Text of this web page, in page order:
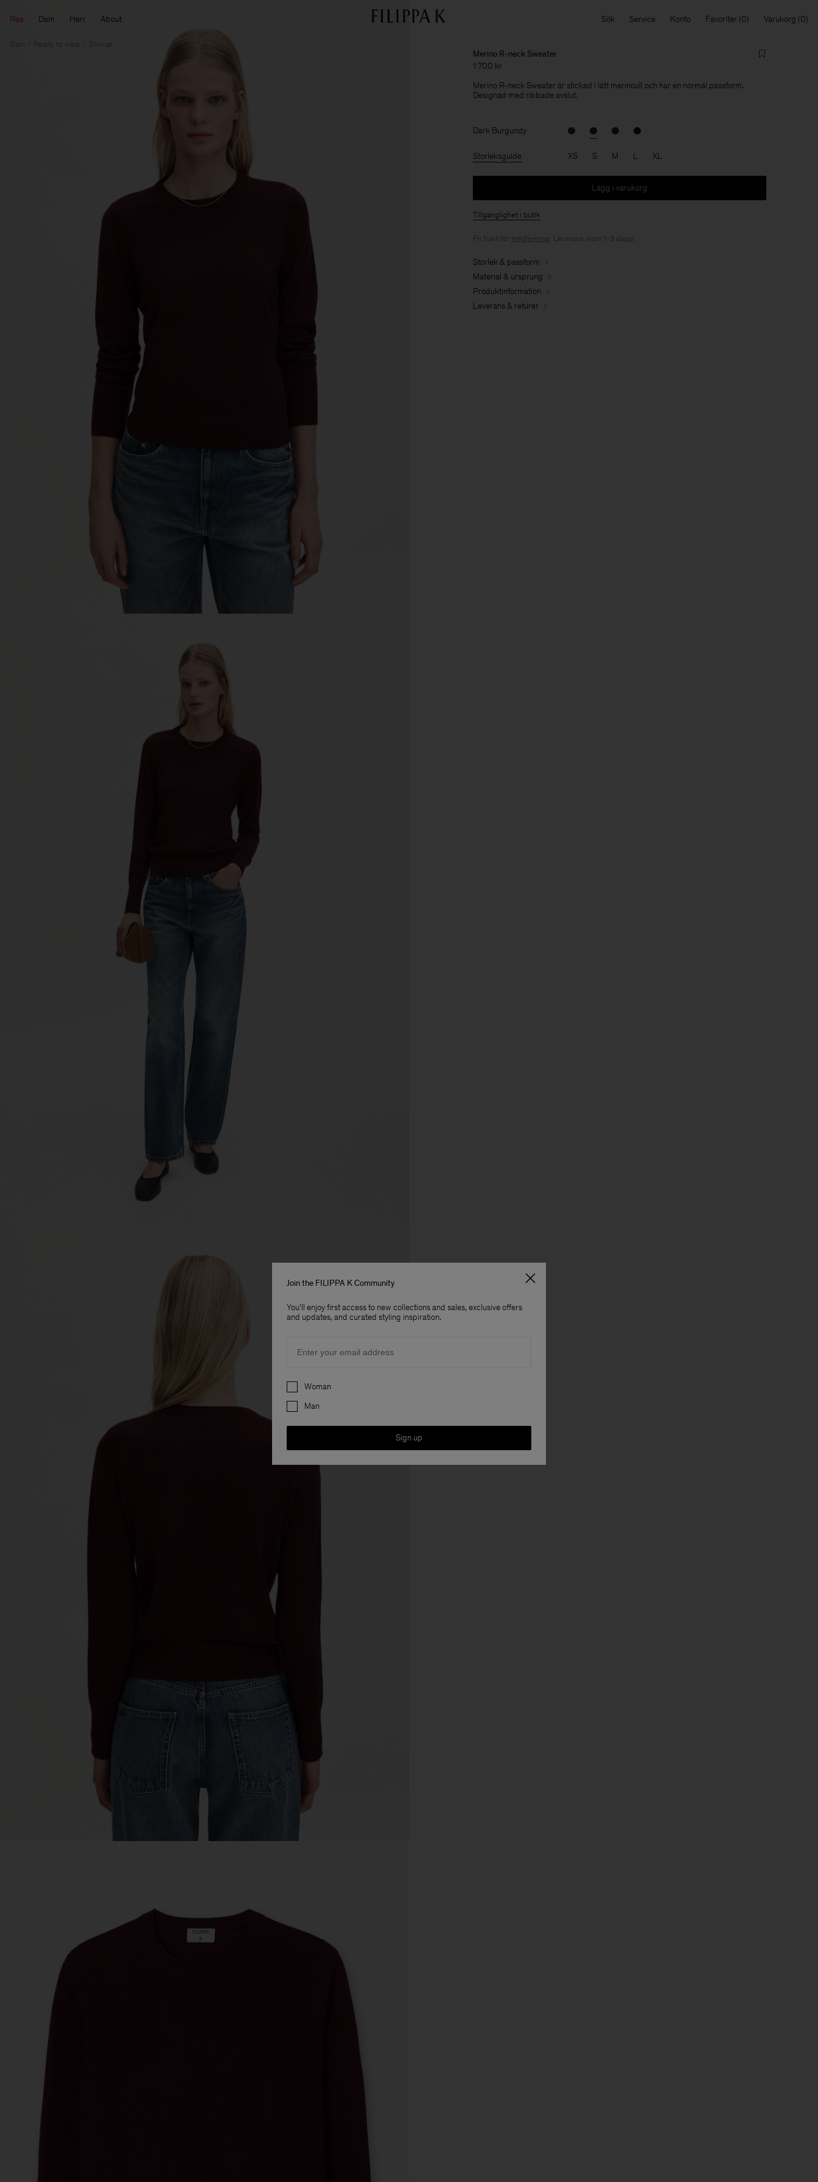
Rea Dam Herr About Sök Service Konto Favoriter Varukorg
Dam Ready to wear Stickat
Merino R-neck Sweater
1 700 kr
Merino R-neck Sweater är stickad i lätt merinoull och har en normal passform.
Designad med ribbade avslut.
Dark Burgundy
Storleksguide XS S M L XL
Lägg i varukorg
Tillgänglighet i butik
Fri frakt för medlemmar. Leverans inom 1-3 dagar.
Storlek & passform
Material & ursprung
Produktinformation
Leverans & returer
Join the FILIPPA K Community
You'll enjoy first access to new collections and sales, exclusive offers
and updates, and curated styling inspiration.
Preferences
Woman
Man
Sign up